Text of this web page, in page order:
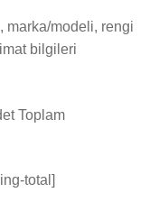
marka/modeli, rengi
bilgileri
Toplam
total]